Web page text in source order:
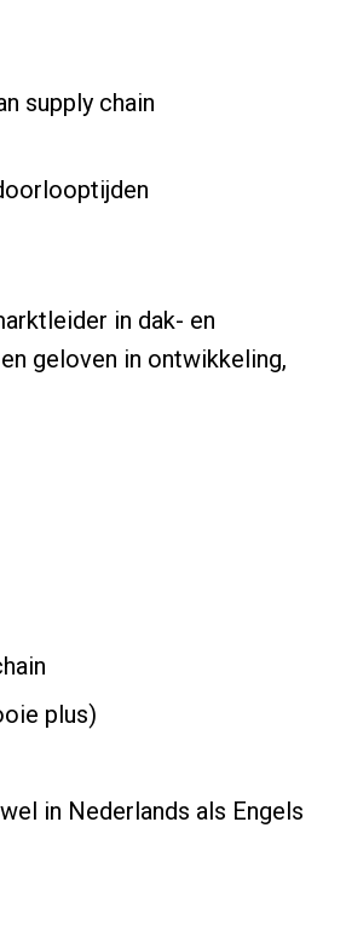
supply chain
in dak- en
geloven in ontwikkeling,
plus)
in Nederlands als Engels